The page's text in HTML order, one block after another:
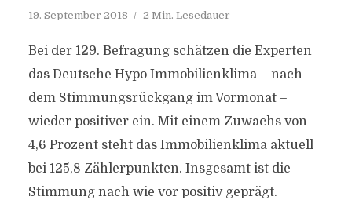
19. September 2018 2 Min. Lesedauer
Bei der 129. Befragung schätzen die Experten
das Deutsche Hypo Immobilienklima – nach
dem Stimmungsrückgang im Vormonat –
wieder positiver ein. Mit einem Zuwachs von
4,6 Prozent steht das Immobilienklima aktuell
bei 125,8 Zählerpunkten. Insgesamt ist die
Stimmung nach wie vor positiv geprägt.